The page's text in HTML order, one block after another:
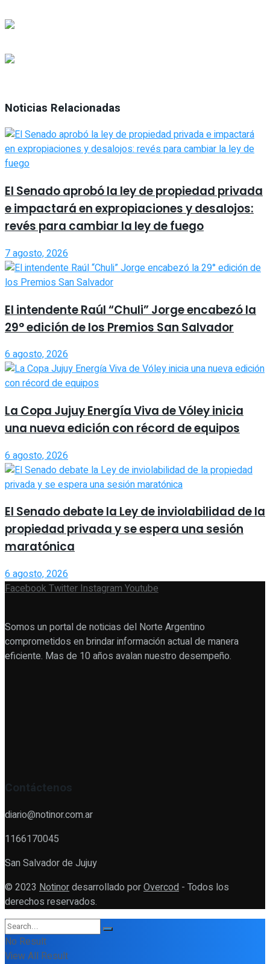
Noticias Relacionadas
El Senado aprobó la ley de propiedad privada
e impactará en expropiaciones y desalojos:
revés para cambiar la ley de fuego
7 agosto, 2026
El intendente Raúl “Chuli” Jorge encabezó la
29° edición de los Premios San Salvador
6 agosto, 2026
La Copa Jujuy Energía Viva de Vóley inicia
una nueva edición con récord de equipos
6 agosto, 2026
El Senado debate la Ley de inviolabilidad de la
propiedad privada y se espera una sesión
maratónica
6 agosto, 2026
FacebookTwitterInstagramYoutube
Somos un portal de noticias del Norte Argentino
comprometidos en brindar información actual de manera
eficiente. Mas de 10 años avalan nuestro desempeño.
Contáctenos
diario@notinor.com.ar
1166170045
San Salvador de Jujuy
© 2023 Notinordesarrollado porOvercod - Todos los
derechos reservados.
No Result
View All Result